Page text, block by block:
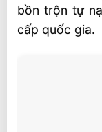
bồn trộn tự
cấp quốc gia.